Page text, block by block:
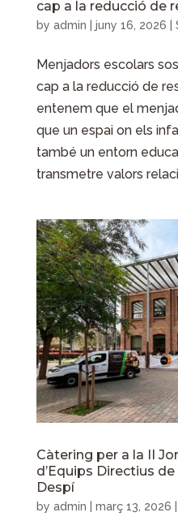
cap a la reducció de
by admin juny 16, 2026 |
Menjadors escolars
cap a la reducció de
entenem que el
que un espai on els
també un entorn
transmetre valors
Càtering per a la II
d’Equips Directius
Despí
by admin març 13, 2026